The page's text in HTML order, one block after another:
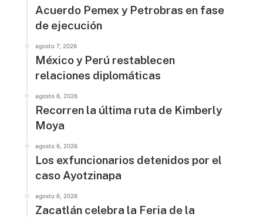
Acuerdo Pemex y Petrobras en fase
de ejecución
agosto 7, 2026
México y Perú restablecen
relaciones diplomáticas
agosto 6, 2026
Recorren la última ruta de Kimberly
Moya
agosto 6, 2026
Los exfuncionarios detenidos por el
caso Ayotzinapa
agosto 6, 2026
Zacatlán celebra la Feria de la